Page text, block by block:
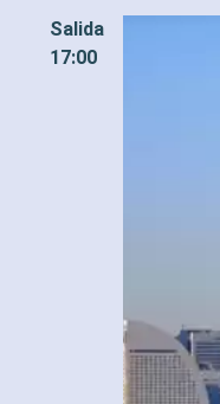
Salida
17:00